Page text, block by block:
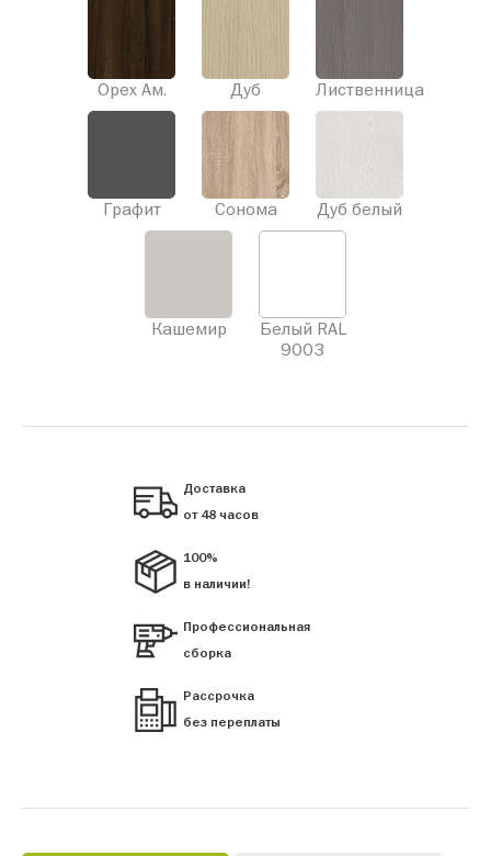
Орех Ам. Дуб Лиственница
Графит Сонома Дуб белый
Кашемир
Белый RAL
9003
Доставка
от 48 часов
100%
в наличии!
Профессиональная
сборка
Рассрочка
без переплаты